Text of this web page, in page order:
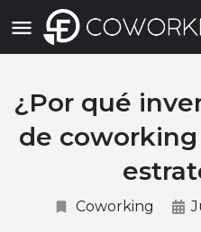
¿Por qué
de
Coworking